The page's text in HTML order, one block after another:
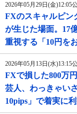
2026年05月29日(金)12:05
FXのスキャルピン
が生じた場面。17
重視する「10円を
2026年05月13日(水)13:15
FXで損した800万
芸人、わっきゃい
10pips」で着実に